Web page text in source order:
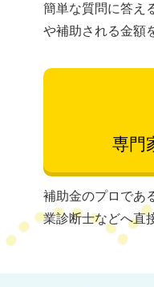
簡単な質問に答え
や補助される金額
専門
補助金のプロであ
業診断士などへ直